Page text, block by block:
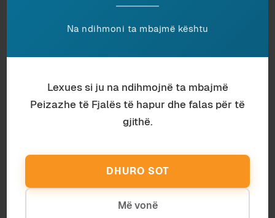
një figurë dy-përmasore, një cut-out, që siluetë
edhe i kërkohet konduktorit televiziv – të jetë i
gjerë por jo i thellë; i tillë që, për t’ia treguar
gjithnjë të orientohen gjeometrikisht saktë.
Te një shënim sot nëCorriere della Sera, Aldo
Grasso thotë për Baudon: “era il nuovo che
ka fjalën për një formë kurioze të eklektizmit
social, të shoqëruar me kapacitetin për të
promovuar inovacionin, por njëherazi duke
ruajtur dhe shpëtuar traditën.
Na ndihmoni ta mbajmë kështu
Lexues si ju na ndihmojnë ta mbajmë
Peizazhe të Fjalës të hapur dhe falas për të
gjithë.
DHURO SOT
Më vonë